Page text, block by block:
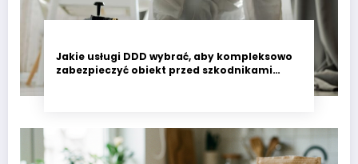
Jakie usługi DDD wybrać, aby kompleksowo
zabezpieczyć obiekt przed szkodnikami